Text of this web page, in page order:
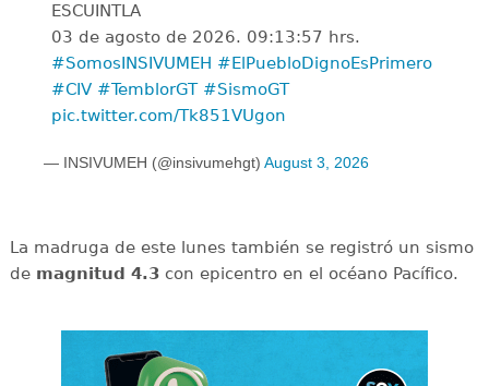
ESCUINTLA
03 de agosto de 2026. 09:13:57 hrs.
#SomosINSIVUMEH #ElPuebloDignoEsPrimero
#CIV #TemblorGT #SismoGT
pic.twitter.com/Tk851VUgon
— INSIVUMEH (@insivumehgt) August 3, 2026
La madruga de este lunes también se registró un sismo
de magnitud 4.3con epicentro en el océano Pacífico.